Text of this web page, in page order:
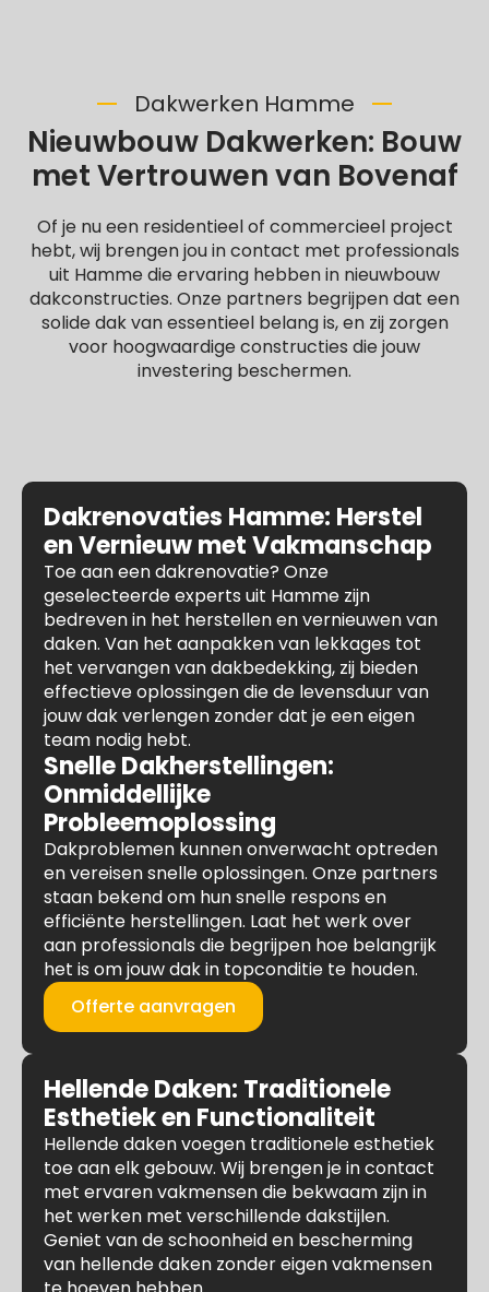
Dakwerken Hamme
Nieuwbouw Dakwerken: Bouw
met Vertrouwen van Bovenaf
Of je nu een residentieel of commercieel project
hebt, wij brengen jou in contact met professionals
uit Hamme die ervaring hebben in nieuwbouw
dakconstructies. Onze partners begrijpen dat een
solide dak van essentieel belang is, en zij zorgen
voor hoogwaardige constructies die jouw
investering beschermen.
Dakrenovaties Hamme: Herstel
en Vernieuw met Vakmanschap
Toe aan een dakrenovatie? Onze
geselecteerde experts uit Hamme zijn
bedreven in het herstellen en vernieuwen van
daken. Van het aanpakken van lekkages tot
het vervangen van dakbedekking, zij bieden
effectieve oplossingen die de levensduur van
jouw dak verlengen zonder dat je een eigen
team nodig hebt.
Snelle Dakherstellingen:
Onmiddellijke
Probleemoplossing
Dakproblemen kunnen onverwacht optreden
en vereisen snelle oplossingen. Onze partners
staan bekend om hun snelle respons en
efficiënte herstellingen. Laat het werk over
aan professionals die begrijpen hoe belangrijk
het is om jouw dak in topconditie te houden.
Offerte aanvragen
Hellende Daken: Traditionele
Esthetiek en Functionaliteit
Hellende daken voegen traditionele esthetiek
toe aan elk gebouw. Wij brengen je in contact
met ervaren vakmensen die bekwaam zijn in
het werken met verschillende dakstijlen.
Geniet van de schoonheid en bescherming
van hellende daken zonder eigen vakmensen